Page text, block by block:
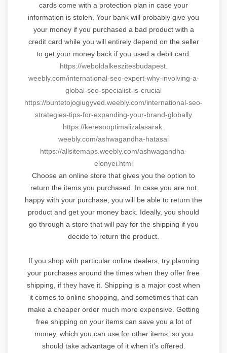
cards come with a protection plan in case your
information is stolen. Your bank will probably give you
your money if you purchased a bad product with a
credit card while you will entirely depend on the seller
to get your money back if you used a debit card.
https://weboldalkeszitesbudapest.
weebly.com/international-seo-expert-why-involving-a-
global-seo-specialist-is-crucial
https://buntetojogiugyved. weebly.com/international-seo-
strategies-tips-for-expanding-your-brand-globally
https://keresooptimalizalasarak.
weebly.com/ashwagandha-hatasai
https://allsitemaps.weebly.com/ashwagandha-
elonyei.html
Choose an online store that gives you the option to
return the items you purchased. In case you are not
happy with your purchase, you will be able to return the
product and get your money back. Ideally, you should
go through a store that will pay for the shipping if you
decide to return the product.
If you shop with particular online dealers, try planning
your purchases around the times when they offer free
shipping, if they have it. Shipping is a major cost when
it comes to online shopping, and sometimes that can
make a cheaper order much more expensive. Getting
free shipping on your items can save you a lot of
money, which you can use for other items, so you
should take advantage of it when it's offered.